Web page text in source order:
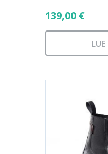
139,00 €